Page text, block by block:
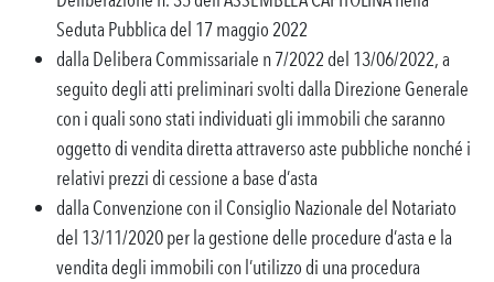
Seduta Pubblica del 17 maggio 2022
dalla Delibera Commissariale n 7/2022 del 13/06/2022, a
seguito degli atti preliminari svolti dalla Direzione Generale
con i quali sono stati individuati gli immobili che saranno
oggetto di vendita diretta attraverso aste pubbliche nonché i
relativi prezzi di cessione a base d’asta
dalla Convenzione con il Consiglio Nazionale del Notariato
del 13/11/2020 per la gestione delle procedure d’asta e la
vendita degli immobili con l’utilizzo di una procedura